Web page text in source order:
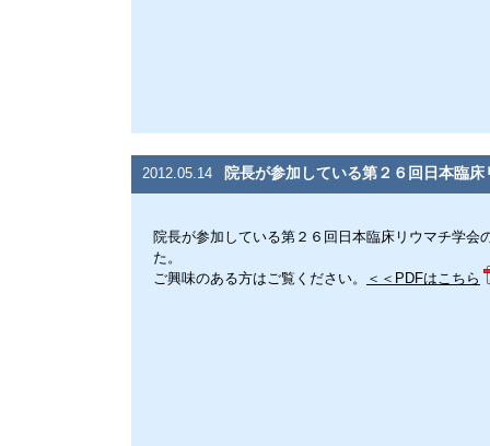
2012.05.14 院長が参加している第２６回日本臨
院長が参加している第２６回日本臨床リウマチ学
た。
ご興味のある方はご覧ください。
＜＜PDFはこちら